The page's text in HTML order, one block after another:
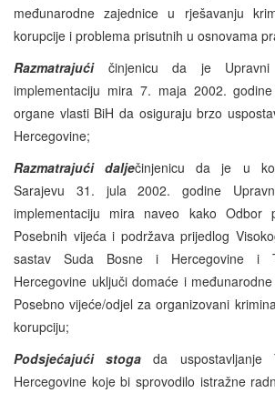
međunarodne zajednice u rješavanju
korupcije i problema prisutnih u osnovama
Razmatrajući činjenicu da je
implementaciju mira 7. maja 2002.
organe vlasti BiH da osiguraju brzo
Hercegovine;
Razmatrajući dalječinjenicu da je u
Sarajevu 31. jula 2002. godine
implementaciju mira naveo kako Odbor
Posebnih vijeća i podržava prijedlog
sastav Suda Bosne i Hercegovine i
Hercegovine uključi domaće i
Posebno vijeće/odjel za organizovani
korupciju;
Podsjećajući stogada uspostavljanje
Hercegovine koje bi sprovodilo istražne